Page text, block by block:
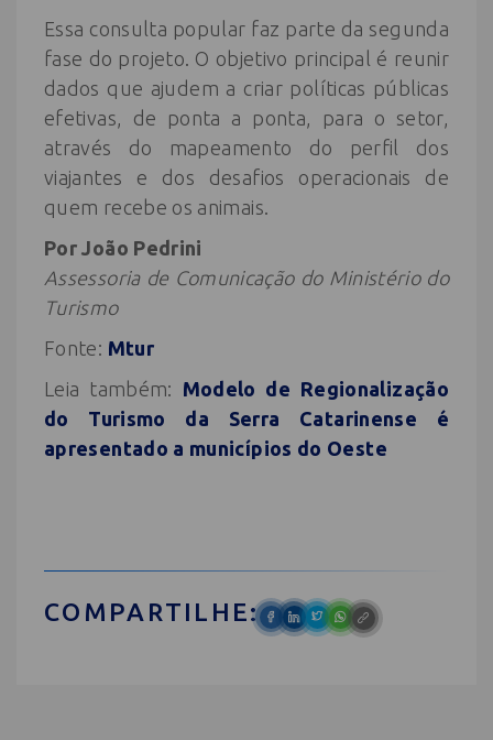
Essa consulta popular faz parte da segunda
fase do projeto. O objetivo principal é reunir
dados que ajudem a criar políticas públicas
efetivas, de ponta a ponta, para o setor,
através do mapeamento do perfil dos
viajantes e dos desafios operacionais de
quem recebe os animais.
Por João Pedrini
Assessoria de Comunicação do Ministério do
Turismo
Fonte: Mtur
Leia também: Modelo de Regionalização
do Turismo da Serra Catarinense é
apresentado a municípios do Oeste
COMPARTILHE: